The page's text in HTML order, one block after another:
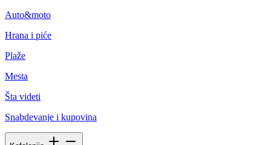
Auto&moto
Hrana i piće
Plaže
Mesta
Šta videti
Snabdevanje i kupovina